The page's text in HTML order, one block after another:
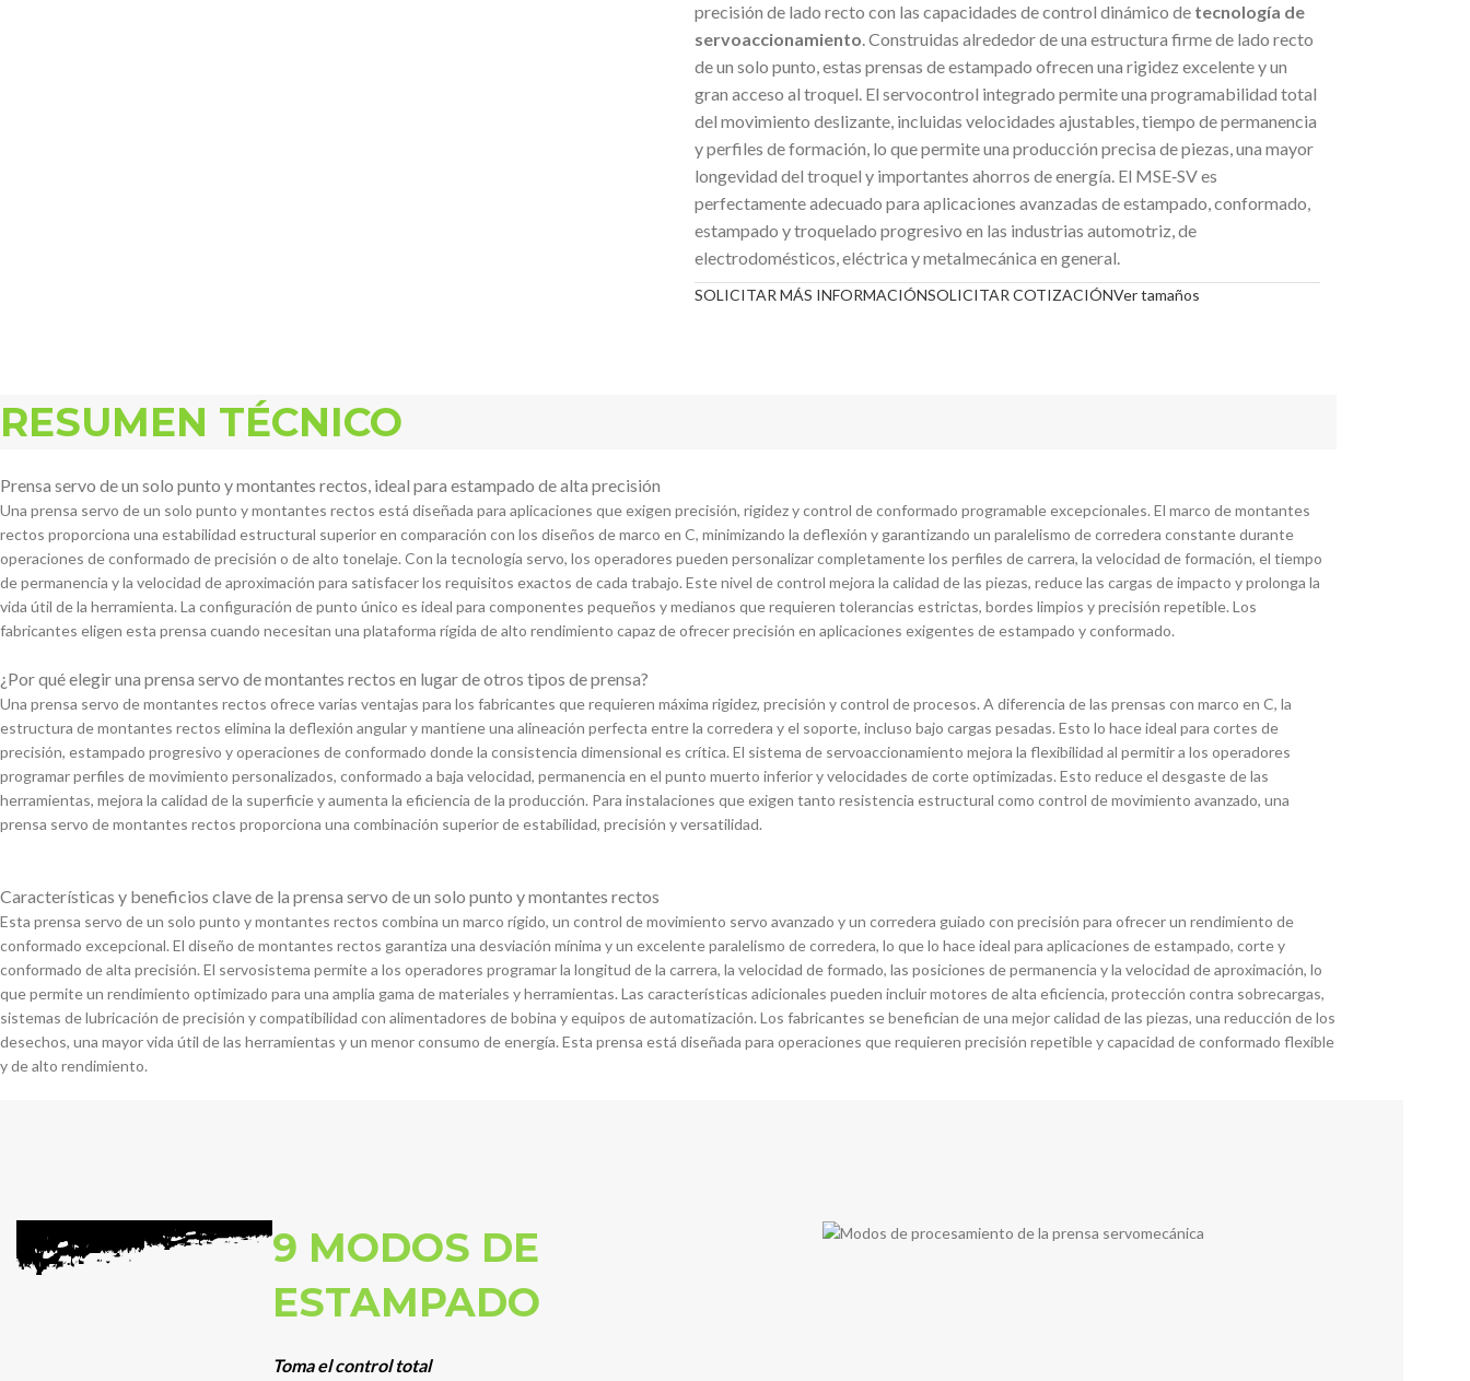
precisión de lado recto con las capacidades de control dinámico de tecnología de
servoaccionamiento. Construidas alrededor de una estructura firme de lado recto
de un solo punto, estas prensas de estampado ofrecen una rigidez excelente y un
gran acceso al troquel. El servocontrol integrado permite una programabilidad total
del movimiento deslizante, incluidas velocidades ajustables, tiempo de permanencia
y perfiles de formación, lo que permite una producción precisa de piezas, una mayor
longevidad del troquel y importantes ahorros de energía. El MSE‑SV es
perfectamente adecuado para aplicaciones avanzadas de estampado, conformado,
estampado y troquelado progresivo en las industrias automotriz, de
electrodomésticos, eléctrica y metalmecánica en general.
SOLICITAR MÁS INFORMACIÓNSOLICITAR COTIZACIÓNVer tamaños
RESUMEN TÉCNICO
Prensa servo de un solo punto y montantes rectos, ideal para estampado de alta precisión
Una prensa servo de un solo punto y montantes rectos está diseñada para aplicaciones que exigen precisión, rigidez y control de conformado programable excepcionales. El marco de montantes
rectos proporciona una estabilidad estructural superior en comparación con los diseños de marco en C, minimizando la deflexión y garantizando un paralelismo de corredera constante durante
operaciones de conformado de precisión o de alto tonelaje. Con la tecnología servo, los operadores pueden personalizar completamente los perfiles de carrera, la velocidad de formación, el tiempo
de permanencia y la velocidad de aproximación para satisfacer los requisitos exactos de cada trabajo. Este nivel de control mejora la calidad de las piezas, reduce las cargas de impacto y prolonga la
vida útil de la herramienta. La configuración de punto único es ideal para componentes pequeños y medianos que requieren tolerancias estrictas, bordes limpios y precisión repetible. Los
fabricantes eligen esta prensa cuando necesitan una plataforma rígida de alto rendimiento capaz de ofrecer precisión en aplicaciones exigentes de estampado y conformado.
¿Por qué elegir una prensa servo de montantes rectos en lugar de otros tipos de prensa?
Una prensa servo de montantes rectos ofrece varias ventajas para los fabricantes que requieren máxima rigidez, precisión y control de procesos. A diferencia de las prensas con marco en C, la
estructura de montantes rectos elimina la deflexión angular y mantiene una alineación perfecta entre la corredera y el soporte, incluso bajo cargas pesadas. Esto lo hace ideal para cortes de
precisión, estampado progresivo y operaciones de conformado donde la consistencia dimensional es crítica. El sistema de servoaccionamiento mejora la flexibilidad al permitir a los operadores
programar perfiles de movimiento personalizados, conformado a baja velocidad, permanencia en el punto muerto inferior y velocidades de corte optimizadas. Esto reduce el desgaste de las
herramientas, mejora la calidad de la superficie y aumenta la eficiencia de la producción. Para instalaciones que exigen tanto resistencia estructural como control de movimiento avanzado, una
prensa servo de montantes rectos proporciona una combinación superior de estabilidad, precisión y versatilidad.
Características y beneficios clave de la prensa servo de un solo punto y montantes rectos
Esta prensa servo de un solo punto y montantes rectos combina un marco rígido, un control de movimiento servo avanzado y un corredera guiado con precisión para ofrecer un rendimiento de
conformado excepcional. El diseño de montantes rectos garantiza una desviación mínima y un excelente paralelismo de corredera, lo que lo hace ideal para aplicaciones de estampado, corte y
conformado de alta precisión. El servosistema permite a los operadores programar la longitud de la carrera, la velocidad de formado, las posiciones de permanencia y la velocidad de aproximación, lo
que permite un rendimiento optimizado para una amplia gama de materiales y herramientas. Las características adicionales pueden incluir motores de alta eficiencia, protección contra sobrecargas,
sistemas de lubricación de precisión y compatibilidad con alimentadores de bobina y equipos de automatización. Los fabricantes se benefician de una mejor calidad de las piezas, una reducción de los
desechos, una mayor vida útil de las herramientas y un menor consumo de energía. Esta prensa está diseñada para operaciones que requieren precisión repetible y capacidad de conformado flexible
y de alto rendimiento.
9 MODOS DE
ESTAMPADO
Toma el control total